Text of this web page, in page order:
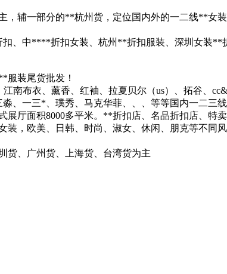
，辅一部分的**杭州货，定位国内外的一二线**女
、中****折扣女装、杭州**折扣服装、深圳女装
服装尾货批发！
南布衣、薰香、红袖、拉夏贝尔（us）、拓谷、
、一三*、璞秀、马克华菲、、、等等国内一二三
厅面积8000多平米。**折扣店、名品折扣店、特
，欧美、日韩、时尚、淑女、休闲、朋克等不同
货、广州货、上海货、台湾货为主